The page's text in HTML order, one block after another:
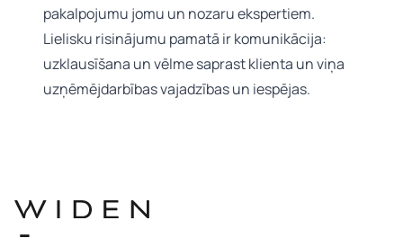
pakalpojumu jomu un nozaru ekspertiem.
Lielisku risinājumu pamatā ir komunikācija:
uzklausīšana un vēlme saprast klienta un viņa
uzņēmējdarbības vajadzības un iespējas.